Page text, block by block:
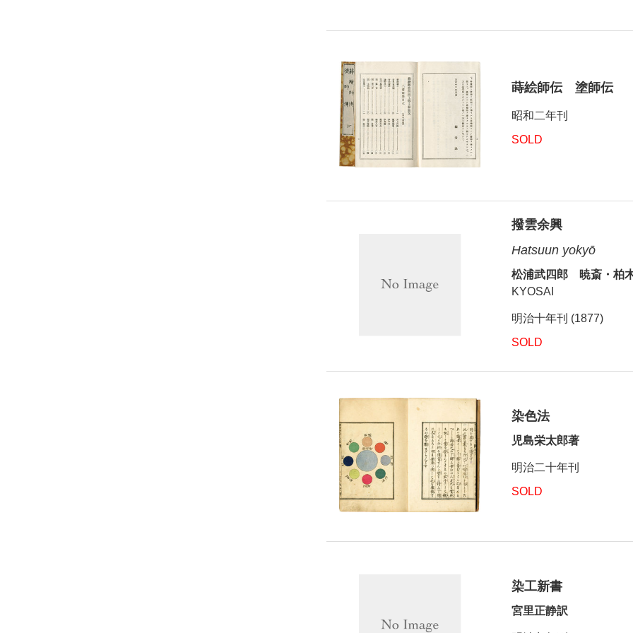
蒔絵師伝 塗師伝
昭和二年刊
SOLD
撥雲余興
Hatsuun yokyō
松浦武四郎 暁斎・柏
KYOSAI
明治十年刊 (1877)
SOLD
染色法
児島栄太郎著
明治二十年刊
SOLD
染工新書
宮里正静訳